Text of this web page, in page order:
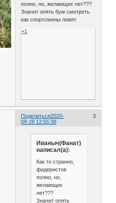
полно, но, желающих нет???
Значит опять бум смотреть
как спортсмены ловят.
+1
Поделиться 3
2020-
09-28 12:55:38
Иваныч(Фанат)
написал(а):
Как то странно,
фидеристов
полно, но,
желающих
нет???
Значит опять